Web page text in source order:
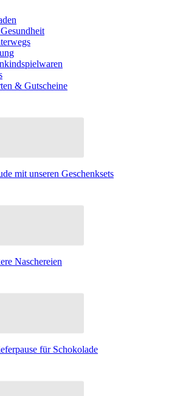
& Gutscheine
mit unseren Geschenksets
Naschereien
für Schokolade